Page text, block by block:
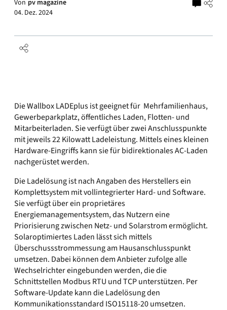
Von pv magazine
04. Dez. 2024
Die Wallbox LADEplus ist geeignet für Mehrfamilienhaus,
Gewerbeparkplatz, öffentliches Laden, Flotten- und
Mitarbeiterladen. Sie verfügt über zwei Anschlusspunkte
mit jeweils 22 Kilowatt Ladeleistung. Mittels eines kleinen
Hardware-Eingriffs kann sie für bidirektionales AC-Laden
nachgerüstet werden.
Die Ladelösung ist nach Angaben des Herstellers ein
Komplettsystem mit vollintegrierter Hard- und Software.
Sie verfügt über ein proprietäres
Energiemanagementsystem, das Nutzern eine
Priorisierung zwischen Netz- und Solarstrom ermöglicht.
Solaroptimiertes Laden lässt sich mittels
Überschussstrommessung am Hausanschlusspunkt
umsetzen. Dabei können dem Anbieter zufolge alle
Wechselrichter eingebunden werden, die die
Schnittstellen Modbus RTU und TCP unterstützen. Per
Software-Update kann die Ladelösung den
Kommunikationsstandard ISO15118-20 umsetzen.